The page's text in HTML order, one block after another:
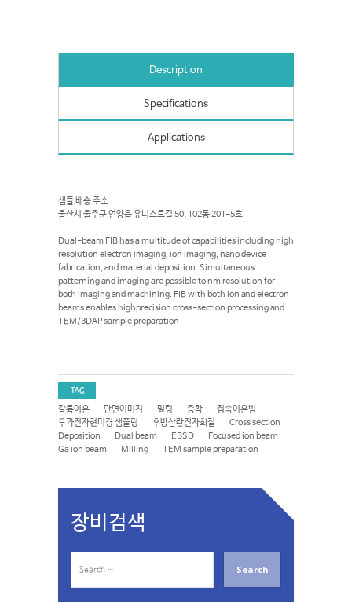
Description
Specifications
Applications
샘플 배송 주소
울산시 울주군 언양읍 유니스트길 50, 102동 201-5호
Dual-beam FIB has a multitude of capabilities including high
resolution electron imaging, ion imaging, nano device
fabrication, and material deposition. Simultaneous
patterning and imaging are possible to nm resolution for
both imaging and machining. FIB with both ion and electron
beams enables highprecision cross-section processing and
TEM/3DAP sample preparation
TAG
갈륨이온 단면이미지 밀링 증착
집속이온빔
투과전자현미경 샘플링
후방산란전자회절
Cross section
Deposition
Dual beam EBSD
Focused ion beam
Ga ion beam
Milling TEM sample preparation
장비검색
a